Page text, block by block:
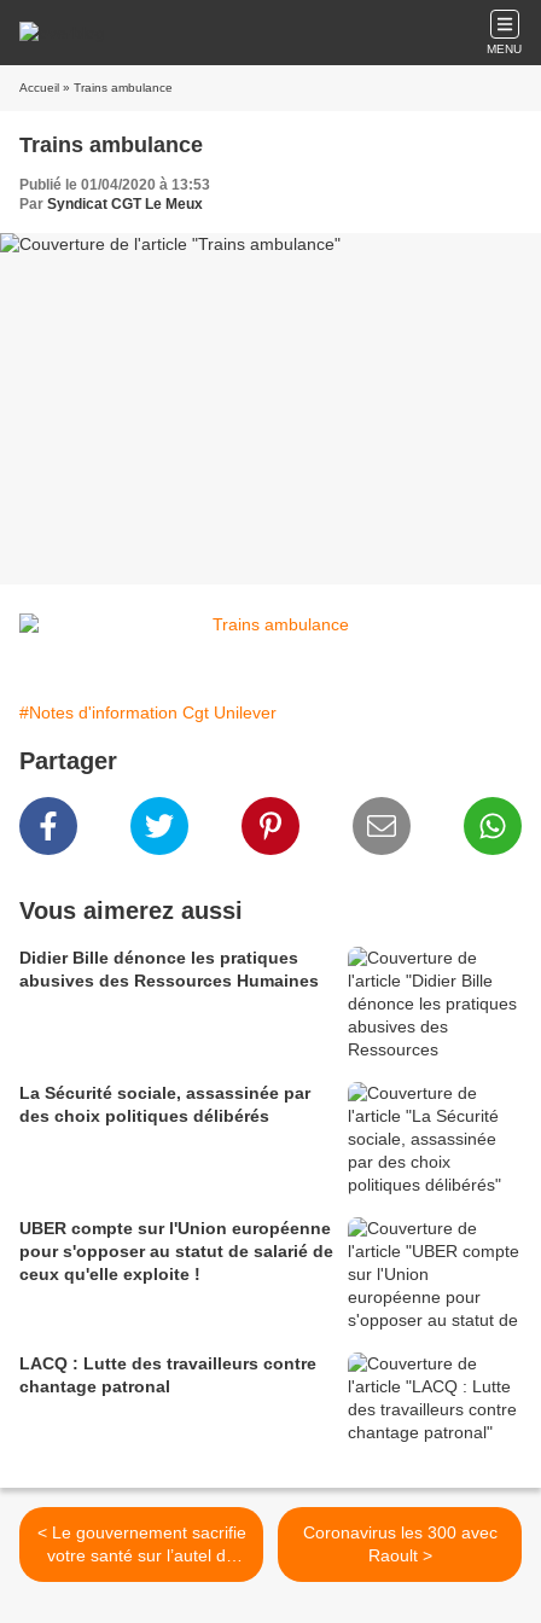
MENU
Accueil » Trains ambulance
Trains ambulance
Publié le 01/04/2020 à 13:53
Par Syndicat CGT Le Meux
#Notes d'information Cgt Unilever
Partager
Vous aimerez aussi
Didier Bille dénonce les pratiques
abusives des Ressources Humaines
La Sécurité sociale, assassinée par
des choix politiques délibérés
UBER compte sur l'Union européenne
pour s'opposer au statut de salarié de
ceux qu'elle exploite !
LACQ : Lutte des travailleurs contre
chantage patronal
< Le gouvernement sacrifie
votre santé sur l’autel du
CAC 40
Coronavirus les 300 avec
Raoult >